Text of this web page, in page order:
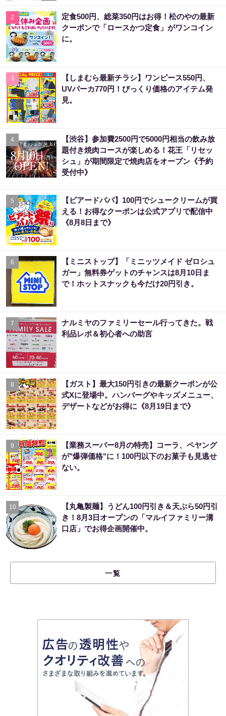
2
定食500円、総菜350円はお得！松のやの最新
クーポンで「ロースかつ定食」がワンコイン
に。
3
【しまむら最新チラシ】ワンピース550円、
UVパーカ770円！びっくり価格のアイテム発
見。
4
【渋谷】参加費2500円で5000円相当の飲み放
題付き焼肉コースが楽しめる！花王「リセッ
シュ」が期間限定で焼肉店をオープン《予約
受付中》
5
【ビアードパパ】100円でシュークリームが買
える！お得なクーポンは公式アプリで配信中
《8月8日まで》
6
【ミニストップ】「ミニッツメイド ゼロシュ
ガー」無料券ゲットのチャンスは8月10日ま
で！ホットスナックも今だけ20円引き。
7
ナルミヤのファミリーセール行ってきた。戦
利品レポ＆初心者への助言
8
【ガスト】最大150円引きの最新クーポンが公
式Xに登場中。ハンバーグやキッズメニュー、
デザートなどがお得に《8月19日まで》
9
【業務スーパー8月の特売】コーラ、ペヤング
が"爆弾価格"に！100円以下のお菓子も見逃せ
ない。
10
【丸亀製麺】うどん100円引き＆天ぷら50円引
き！8月3日オープンの「マルイファミリー溝
口店」でお得企画開催中。
一覧